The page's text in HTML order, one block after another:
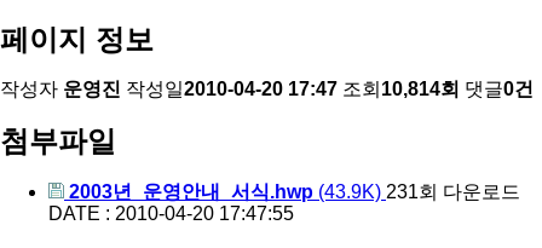
페이지 정보
작성자 운영진 작성일2010-04-20 17:47 조회 10,814회 댓글0건
첨부파일
2003년_운영안내_서식.hwp (43.9K) 231회 다운로드
DATE : 2010-04-20 17:47:55